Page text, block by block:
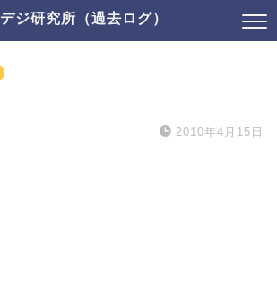
ジ研究所（過去ログ）
2010年4月15日